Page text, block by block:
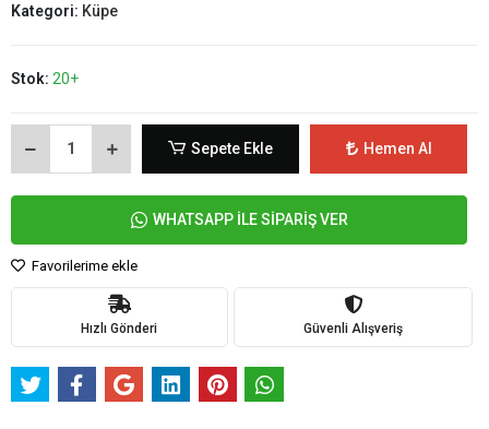
Kategori: Küpe
Stok: 20+
Sepete Ekle Hemen Al
WHATSAPP İLE SİPARİŞ VER
Favorilerime ekle
Hızlı Gönderi Güvenli Alışveriş